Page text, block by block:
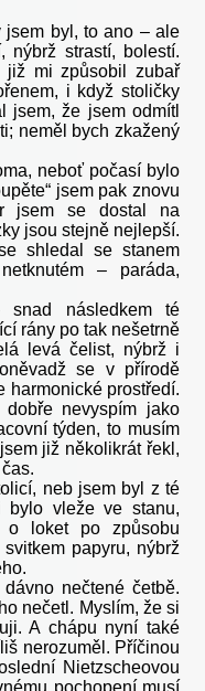
byl, to ano – ale
nýbrž strastí, bolestí.
mi způsobil zubař
i když stoličky
jsem, že jsem odmítl
neměl bych zkažený
neboť počasí bylo
jsem pak znovu
jsem se dostal na
jsou stejně nejlepší.
shledal se stanem
– paráda,
snad následkem té
rány po tak nešetrně
levá čelist, nýbrž i
se v přírodě
harmonické prostředí.
nevyspím jako
týden, to musím
již několikrát řekl,
neb jsem byl z té
bylo vleže ve stanu,
o loket po způsobu
papyru, nýbrž
nečtené četbě.
nečetl. Myslím, že si
A chápu nyní také
nerozuměl. Příčinou
Nietzscheovou
pochopení musí